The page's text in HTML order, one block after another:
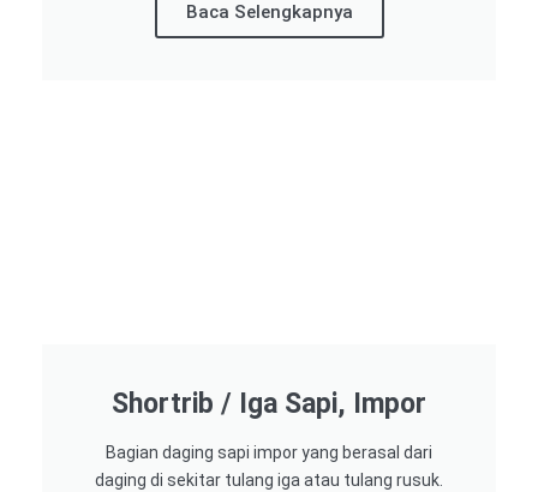
Baca Selengkapnya
Shortrib / Iga Sapi, Impor
Bagian daging sapi impor yang berasal dari
daging di sekitar tulang iga atau tulang rusuk.